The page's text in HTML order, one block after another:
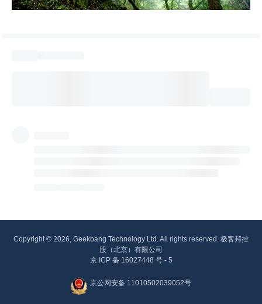
Copyright © 2026, Geekbang Technology Ltd. All rights reserved. 极客邦控
股（北京）有限公司
京 ICP 备 16027448 号 - 5
京公网安备 11010502039052号